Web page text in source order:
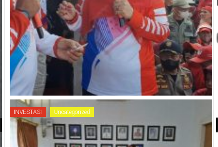
INVESTASI Uncategorized